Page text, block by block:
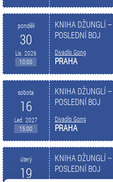
pondělí
30
Lis. 2026
10:00
KNIHA DŽUNGLÍ
POSLEDNÍ BOJ
Divadlo Gong
PRAHA
sobota
16
Led. 2027
15:00
KNIHA DŽUNGLÍ
POSLEDNÍ BOJ
Divadlo Gong
PRAHA
úterý
19
KNIHA DŽUNGLÍ
POSLEDNÍ BOJ